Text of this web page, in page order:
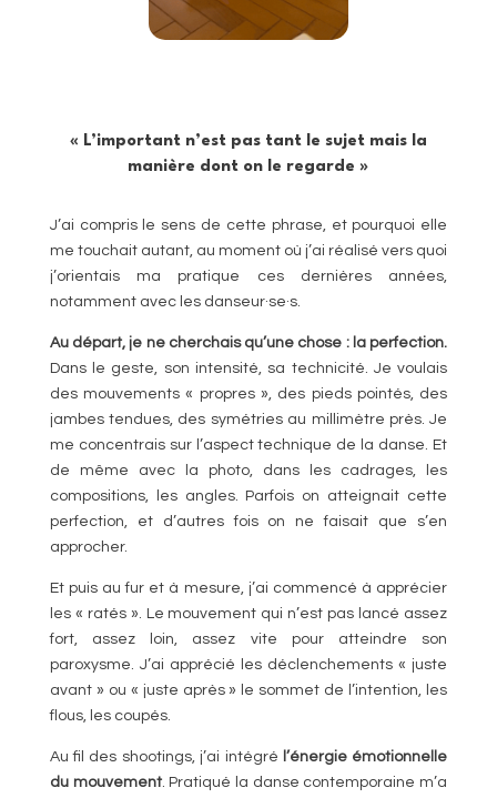
« L’important n’est pas tant le sujet mais la
manière dont on le regarde »
J’ai compris le sens de cette phrase, et pourquoi elle
me touchait autant, au moment où j’ai réalisé vers quoi
j’orientais ma pratique ces dernières années,
notamment avec les danseur·se·s.
Au départ, je ne cherchais qu’une chose : la perfection.
Dans le geste, son intensité, sa technicité. Je voulais
des mouvements « propres », des pieds pointés, des
jambes tendues, des symétries au millimètre près. Je
me concentrais sur l’aspect technique de la danse. Et
de même avec la photo, dans les cadrages, les
compositions, les angles. Parfois on atteignait cette
perfection, et d’autres fois on ne faisait que s’en
approcher.
Et puis au fur et à mesure, j’ai commencé à apprécier
les « ratés ». Le mouvement qui n’est pas lancé assez
fort, assez loin, assez vite pour atteindre son
paroxysme. J’ai apprécié les déclenchements « juste
avant » ou « juste après » le sommet de l’intention, les
flous, les coupés.
Au fil des shootings, j’ai intégré l’énergie émotionnelle
du mouvement. Pratiqué la danse contemporaine m’a